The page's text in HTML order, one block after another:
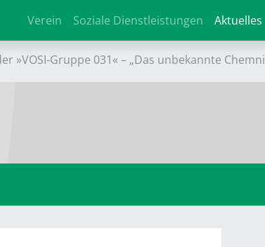
Verein Soziale Dienstleistungen Aktuelles
»VOSI-Gruppe 031« – „Das unbekannte